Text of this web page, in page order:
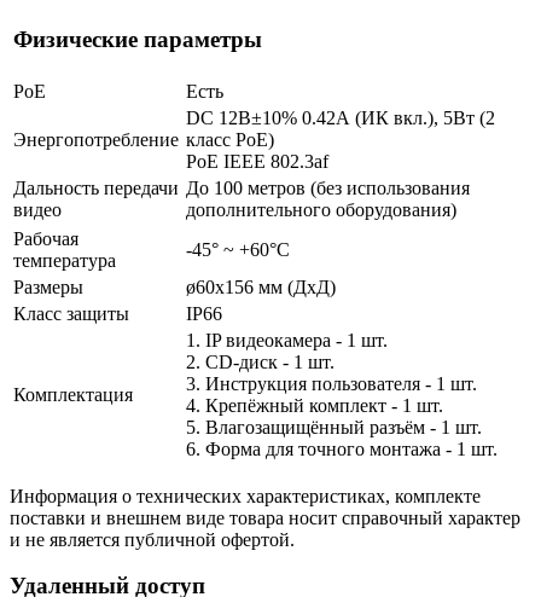
Физические параметры
PoE Есть
Энергопотребление
DC 12В±10% 0.42А (ИК вкл.), 5Вт (2
класс PoE)
PoE IEEE 802.3af
Дальность передачи
видео
До 100 метров (без использования
дополнительного оборудования)
Рабочая
температура
-45° ~ +60°С
Размеры
ø60х156 мм (ДхД)
Класс защиты
IP66
Комплектация
1. IP видеокамера - 1 шт.
2. СD-диск - 1 шт.
3. Инструкция пользователя - 1 шт.
4. Крепёжный комплект - 1 шт.
5. Влагозащищённый разъём - 1 шт.
6. Форма для точного монтажа - 1 шт.
Информация о технических характеристиках, комплекте
поставки и внешнем виде товара носит справочный характер
и не является публичной офертой.
Удаленный доступ